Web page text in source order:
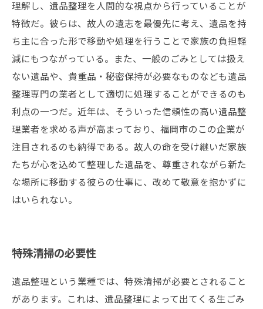
理解し、遺品整理を人間的な視点から行っていることが
特徴だ。彼らは、故人の遺志を最優先に考え、遺品を持
ち主に合った形で移動や処理を行うことで家族の負担軽
減にもつながっている。また、一般のごみとしては扱え
ない遺品や、貴重品・秘密保持が必要なものなども遺品
整理専門の業者として適切に処理することができるのも
利点の一つだ。近年は、そういった信頼性の高い遺品整
理業者を求める声が高まっており、福岡市のこの企業が
注目されるのも納得である。故人の命を受け継いだ家族
たちが心を込めて整理した遺品を、尊重されながら新た
な場所に移動する彼らの仕事に、改めて敬意を抱かずに
はいられない。
特殊清掃の必要性
遺品整理という業種では、特殊清掃が必要とされること
があります。これは、遺品整理によって出てくる生ごみ